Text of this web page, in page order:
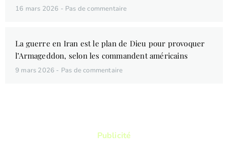
16 mars 2026 Pas de commentaire
La guerre en Iran est le plan de Dieu pour provoquer
l’Armageddon, selon les commandent américains
9 mars 2026 Pas de commentaire
Publicité